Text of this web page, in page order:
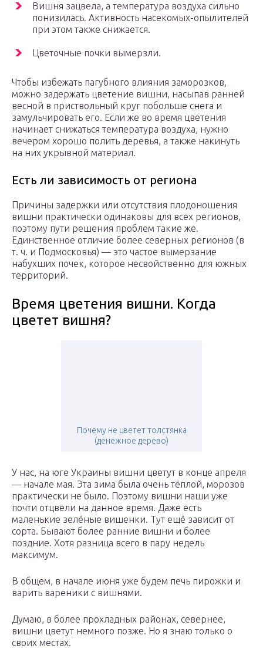
Вишня зацвела, а температура воздуха сильно
понизилась. Активность насекомых-опылителей
при этом также снижается.
Цветочные почки вымерзли.
Чтобы избежать пагубного влияния заморозков,
можно задержать цветение вишни, насыпав ранней
весной в приствольный круг побольше снега и
замульчировать его. Если же во время цветения
начинает снижаться температура воздуха, нужно
вечером хорошо полить деревья, а также накинуть
на них укрывной материал.
Есть ли зависимость от региона
Причины задержки или отсутствия плодоношения
вишни практически одинаковы для всех регионов,
поэтому пути решения проблем такие же.
Единственное отличие более северных регионов (в
т. ч. и Подмосковья) — это частое вымерзание
набухших почек, которое несвойственно для южных
территорий.
Время цветения вишни. Когда
цветет вишня?
Почему не цветет толстянка
(денежное дерево)
У нас, на юге Украины вишни цветут в конце апреля
— начале мая. Эта зима была очень тёплой, морозов
практически не было. Поэтому вишни наши уже
почти отцвели на данное время. Даже есть
маленькие зелёные вишенки. Тут ещё зависит от
сорта. Бывают более ранние вишни и более
поздние. Хотя разница всего в пару недель
максимум.
В общем, в начале июня уже будем печь пирожки и
варить вареники с вишнями.
Думаю, в более прохладных районах, севернее,
вишни цветут немного позже. Но я знаю только о
своих местах.